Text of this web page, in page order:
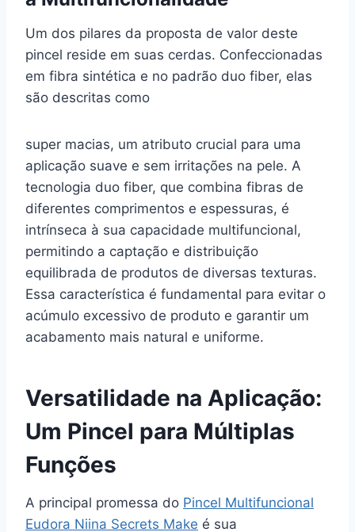
Um dos pilares da proposta de valor deste
pincel reside em suas cerdas. Confeccionadas
em fibra sintética e no padrão duo fiber, elas
são descritas como
super macias, um atributo crucial para uma
aplicação suave e sem irritações na pele. A
tecnologia duo fiber, que combina fibras de
diferentes comprimentos e espessuras, é
intrínseca à sua capacidade multifuncional,
permitindo a captação e distribuição
equilibrada de produtos de diversas texturas.
Essa característica é fundamental para evitar o
acúmulo excessivo de produto e garantir um
acabamento mais natural e uniforme.
Versatilidade na Aplicação:
Um Pincel para Múltiplas
Funções
A principal promessa do Pincel Multifuncional
Eudora Niina Secrets Make é sua